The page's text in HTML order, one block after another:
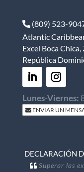
(809) 523-
Atlantic
Excel Boca
República
Lunes-Viernes:
ENVIAR UN
DECLARACIÓN
Superar las